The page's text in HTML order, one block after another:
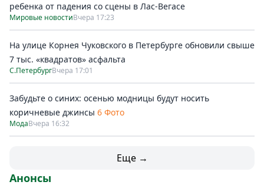
ребенка от падения со сцены в Лас-Вегасе
Мировые новостиВчера 17:23
На улице Корнея Чуковского в Петербурге обновили свыше
7 тыс. «квадратов» асфальта
С.ПетербургВчера 17:01
Забудьте о синих: осенью модницы будут носить
коричневые джинсы 6 Фото
МодаВчера 16:32
Еще →
Анонсы